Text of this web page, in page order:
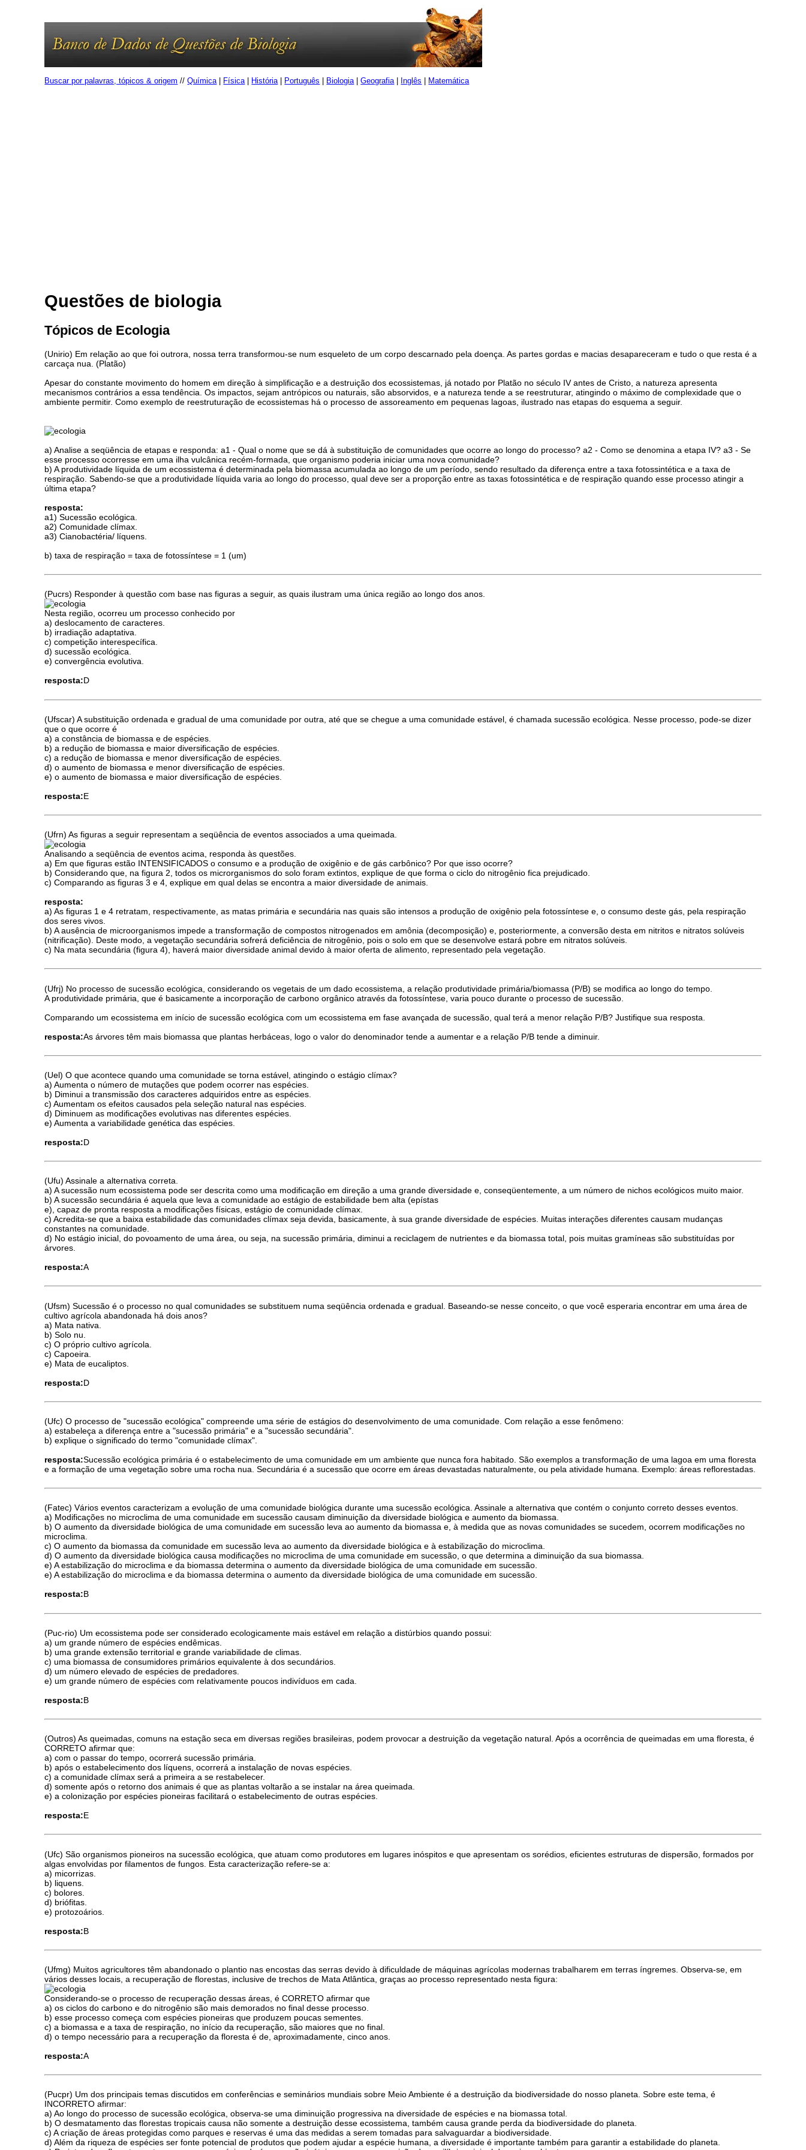
Buscar por palavras, tópicos & origem //Química| Física| História| Português Biologia|Geografia| Inglês Matemática
Questões de biologia
Tópicos de Ecologia
(Unirio) Em relação ao que foi outrora, nossa terra transformou-se num esqueleto de um corpo descarnado pela doença. As partes gordas e macias desapareceram e tudo o que resta é a
carcaça nua. (Platão)
Apesar do constante movimento do homem em direção à simplificação e a destruição dos ecossistemas, já notado por Platão no século IV antes de Cristo, a natureza apresenta
mecanismos contrários a essa tendência. Os impactos, sejam antrópicos ou naturais, são absorvidos, e a natureza tende a se reestruturar, atingindo o máximo de complexidade que o
ambiente permitir. Como exemplo de reestruturação de ecossistemas há o processo de assoreamento em pequenas lagoas, ilustrado nas etapas do esquema a seguir.
a) Analise a seqüência de etapas e responda: a1 - Qual o nome que se dá à substituição de comunidades que ocorre ao longo do processo? a2 - Como se denomina a etapa IV? a3 - Se
esse processo ocorresse em uma ilha vulcânica recém-formada, que organismo poderia iniciar uma nova comunidade?
b) A produtividade líquida de um ecossistema é determinada pela biomassa acumulada ao longo de um período, sendo resultado da diferença entre a taxa fotossintética e a taxa de
respiração. Sabendo-se que a produtividade líquida varia ao longo do processo, qual deve ser a proporção entre as taxas fotossintética e de respiração quando esse processo atingir a
última etapa?
resposta:
a1) Sucessão ecológica.
a2) Comunidade clímax.
a3) Cianobactéria/ líquens.
b) taxa de respiração = taxa de fotossíntese = 1 (um)
(Pucrs) Responder à questão com base nas figuras a seguir, as quais ilustram uma única região ao longo dos anos.
Nesta região, ocorreu um processo conhecido por
a) deslocamento de caracteres.
b) irradiação adaptativa.
c) competição interespecífica.
d) sucessão ecológica.
e) convergência evolutiva.
resposta:D
(Ufscar) A substituição ordenada e gradual de uma comunidade por outra, até que se chegue a uma comunidade estável, é chamada sucessão ecológica. Nesse processo, pode-se dizer
que o que ocorre é
a) a constância de biomassa e de espécies.
b) a redução de biomassa e maior diversificação de espécies.
c) a redução de biomassa e menor diversificação de espécies.
d) o aumento de biomassa e menor diversificação de espécies.
e) o aumento de biomassa e maior diversificação de espécies.
resposta:E
(Ufrn) As figuras a seguir representam a seqüência de eventos associados a uma queimada.
Analisando a seqüência de eventos acima, responda às questões.
a) Em que figuras estão INTENSIFICADOS o consumo e a produção de oxigênio e de gás carbônico? Por que isso ocorre?
b) Considerando que, na figura 2, todos os microrganismos do solo foram extintos, explique de que forma o ciclo do nitrogênio fica prejudicado.
c) Comparando as figuras 3 e 4, explique em qual delas se encontra a maior diversidade de animais.
resposta:
a) As figuras 1 e 4 retratam, respectivamente, as matas primária e secundária nas quais são intensos a produção de oxigênio pela fotossíntese e, o consumo deste gás, pela respiração
dos seres vivos.
b) A ausência de microorganismos impede a transformação de compostos nitrogenados em amônia (decomposição) e, posteriormente, a conversão desta em nitritos e nitratos solúveis
(nitrificação). Deste modo, a vegetação secundária sofrerá deficiência de nitrogênio, pois o solo em que se desenvolve estará pobre em nitratos solúveis.
c) Na mata secundária (figura 4), haverá maior diversidade animal devido à maior oferta de alimento, representado pela vegetação.
(Ufrj) No processo de sucessão ecológica, considerando os vegetais de um dado ecossistema, a relação produtividade primária/biomassa (P/B) se modifica ao longo do tempo.
A produtividade primária, que é basicamente a incorporação de carbono orgânico através da fotossíntese, varia pouco durante o processo de sucessão.
Comparando um ecossistema em início de sucessão ecológica com um ecossistema em fase avançada de sucessão, qual terá a menor relação P/B? Justifique sua resposta.
resposta:As árvores têm mais biomassa que plantas herbáceas, logo o valor do denominador tende a aumentar e a relação P/B tende a diminuir.
(Uel) O que acontece quando uma comunidade se torna estável, atingindo o estágio clímax?
a) Aumenta o número de mutações que podem ocorrer nas espécies.
b) Diminui a transmissão dos caracteres adquiridos entre as espécies.
c) Aumentam os efeitos causados pela seleção natural nas espécies.
d) Diminuem as modificações evolutivas nas diferentes espécies.
e) Aumenta a variabilidade genética das espécies.
resposta:D
(Ufu) Assinale a alternativa correta.
a) A sucessão num ecossistema pode ser descrita como uma modificação em direção a uma grande diversidade e, conseqüentemente, a um número de nichos ecológicos muito maior.
b) A sucessão secundária é aquela que leva a comunidade ao estágio de estabilidade bem alta (epístas
e), capaz de pronta resposta a modificações físicas, estágio de comunidade clímax.
c) Acredita-se que a baixa estabilidade das comunidades clímax seja devida, basicamente, à sua grande diversidade de espécies. Muitas interações diferentes causam mudanças
constantes na comunidade.
d) No estágio inicial, do povoamento de uma área, ou seja, na sucessão primária, diminui a reciclagem de nutrientes e da biomassa total, pois muitas gramíneas são substituídas por
árvores.
resposta:A
(Ufsm) Sucessão é o processo no qual comunidades se substituem numa seqüência ordenada e gradual. Baseando-se nesse conceito, o que você esperaria encontrar em uma área de
cultivo agrícola abandonada há dois anos?
a) Mata nativa.
b) Solo nu.
c) O próprio cultivo agrícola.
c) Capoeira.
e) Mata de eucaliptos.
resposta:D
(Ufc) O processo de "sucessão ecológica" compreende uma série de estágios do desenvolvimento de uma comunidade. Com relação a esse fenômeno:
a) estabeleça a diferença entre a "sucessão primária" e a "sucessão secundária".
b) explique o significado do termo "comunidade clímax".
resposta:Sucessão ecológica primária é o estabelecimento de uma comunidade em um ambiente que nunca fora habitado. São exemplos a transformação de uma lagoa em uma floresta
e a formação de uma vegetação sobre uma rocha nua. Secundária é a sucessão que ocorre em áreas devastadas naturalmente, ou pela atividade humana. Exemplo: áreas reflorestadas.
(Fatec) Vários eventos caracterizam a evolução de uma comunidade biológica durante uma sucessão ecológica. Assinale a alternativa que contém o conjunto correto desses eventos.
a) Modificações no microclima de uma comunidade em sucessão causam diminuição da diversidade biológica e aumento da biomassa.
b) O aumento da diversidade biológica de uma comunidade em sucessão leva ao aumento da biomassa e, à medida que as novas comunidades se sucedem, ocorrem modificações no
microclima.
c) O aumento da biomassa da comunidade em sucessão leva ao aumento da diversidade biológica e à estabilização do microclima.
d) O aumento da diversidade biológica causa modificações no microclima de uma comunidade em sucessão, o que determina a diminuição da sua biomassa.
e) A estabilização do microclima e da biomassa determina o aumento da diversidade biológica de uma comunidade em sucessão.
e) A estabilização do microclima e da biomassa determina o aumento da diversidade biológica de uma comunidade em sucessão.
resposta:B
(Puc-rio) Um ecossistema pode ser considerado ecologicamente mais estável em relação a distúrbios quando possui:
a) um grande número de espécies endêmicas.
b) uma grande extensão territorial e grande variabilidade de climas.
c) uma biomassa de consumidores primários equivalente à dos secundários.
d) um número elevado de espécies de predadores.
e) um grande número de espécies com relativamente poucos indivíduos em cada.
resposta:B
(Outros) As queimadas, comuns na estação seca em diversas regiões brasileiras, podem provocar a destruição da vegetação natural. Após a ocorrência de queimadas em uma floresta, é
CORRETO afirmar que:
a) com o passar do tempo, ocorrerá sucessão primária.
b) após o estabelecimento dos líquens, ocorrerá a instalação de novas espécies.
c) a comunidade clímax será a primeira a se restabelecer.
d) somente após o retorno dos animais é que as plantas voltarão a se instalar na área queimada.
e) a colonização por espécies pioneiras facilitará o estabelecimento de outras espécies.
resposta:E
(Ufc) São organismos pioneiros na sucessão ecológica, que atuam como produtores em lugares inóspitos e que apresentam os sorédios, eficientes estruturas de dispersão, formados por
algas envolvidas por filamentos de fungos. Esta caracterização refere-se a:
a) micorrizas.
b) liquens.
c) bolores.
d) briófitas.
e) protozoários.
resposta:B
(Ufmg) Muitos agricultores têm abandonado o plantio nas encostas das serras devido à dificuldade de máquinas agrícolas modernas trabalharem em terras íngremes. Observa-se, em
vários desses locais, a recuperação de florestas, inclusive de trechos de Mata Atlântica, graças ao processo representado nesta figura:
Considerando-se o processo de recuperação dessas áreas, é CORRETO afirmar que
a) os ciclos do carbono e do nitrogênio são mais demorados no final desse processo.
b) esse processo começa com espécies pioneiras que produzem poucas sementes.
c) a biomassa e a taxa de respiração, no início da recuperação, são maiores que no final.
d) o tempo necessário para a recuperação da floresta é de, aproximadamente, cinco anos.
resposta:A
(Pucpr) Um dos principais temas discutidos em conferências e seminários mundiais sobre Meio Ambiente é a destruição da biodiversidade do nosso planeta. Sobre este tema, é
INCORRETO afirmar:
a) Ao longo do processo de sucessão ecológica, observa-se uma diminuição progressiva na diversidade de espécies e na biomassa total.
b) O desmatamento das florestas tropicais causa não somente a destruição desse ecossistema, também causa grande perda da biodiversidade do planeta.
c) A criação de áreas protegidas como parques e reservas é uma das medidas a serem tomadas para salvaguardar a biodiversidade.
d) Além da riqueza de espécies ser fonte potencial de produtos que podem ajudar a espécie humana, a diversidade é importante também para garantir a estabilidade do planeta.